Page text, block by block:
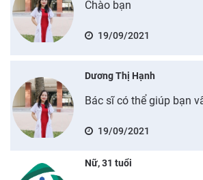
Chào bạn
19/09/2021
Dương Thị Hạnh
Bác sĩ có thể giúp bạn
19/09/2021
Nữ, 31 tuổi